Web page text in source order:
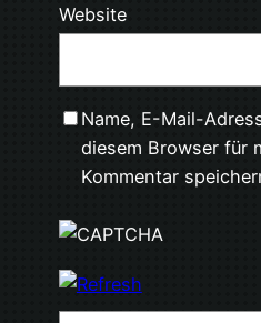
Website
Name, E-Mail-
diesem Browser für
Kommentar